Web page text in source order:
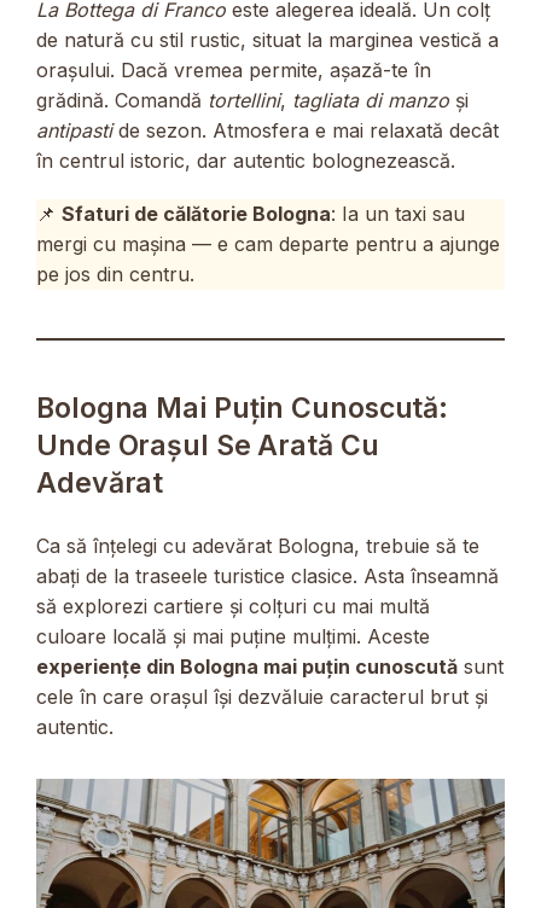
La Bottega di Franco este alegerea ideală. Un colț
de natură cu stil rustic, situat la marginea vestică a
orașului. Dacă vremea permite, așază-te în
grădină. Comandă tortellini, tagliata di manzo și
antipastide sezon. Atmosfera e mai relaxată decât
în centrul istoric, dar autentic bolognezească.
📌 Sfaturi de călătorie Bologna: Ia un taxi sau
mergi cu mașina — e cam departe pentru a ajunge
pe jos din centru.
Bologna Mai Puțin Cunoscută:
Unde Orașul Se Arată Cu
Adevărat
Ca să înțelegi cu adevărat Bologna, trebuie să te
abați de la traseele turistice clasice. Asta înseamnă
să explorezi cartiere și colțuri cu mai multă
culoare locală și mai puține mulțimi. Aceste
experiențe din Bologna mai puțin cunoscută sunt
cele în care orașul își dezvăluie caracterul brut și
autentic.